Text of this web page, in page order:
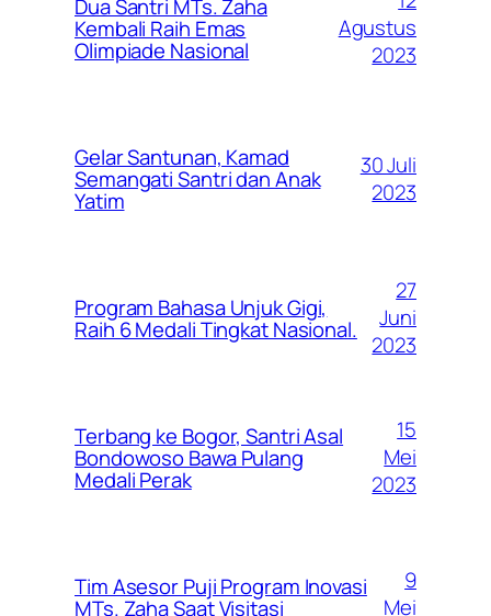
Dua Santri MTs. Zaha
Kembali Raih Emas
Olimpiade Nasional
Agustus
2023
Gelar Santunan, Kamad
Semangati Santri dan Anak
Yatim
30 Juli
2023
Program Bahasa Unjuk Gigi,
Raih 6 Medali Tingkat Nasional.
27
Juni
2023
Terbang ke Bogor, Santri Asal
Bondowoso Bawa Pulang
Medali Perak
15
Mei
2023
Tim Asesor Puji Program Inovasi
MTs. Zaha Saat Visitasi
9
Mei